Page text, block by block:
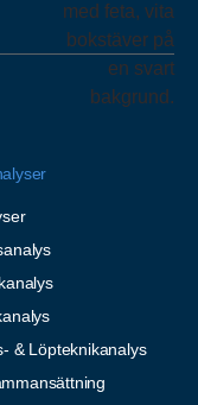
& Löpteknikanalys